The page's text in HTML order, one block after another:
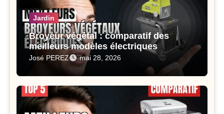
Jardin
Broyeur végétal : comparatif des
meilleurs modèles électriques
José PEREZ mai 28, 2026